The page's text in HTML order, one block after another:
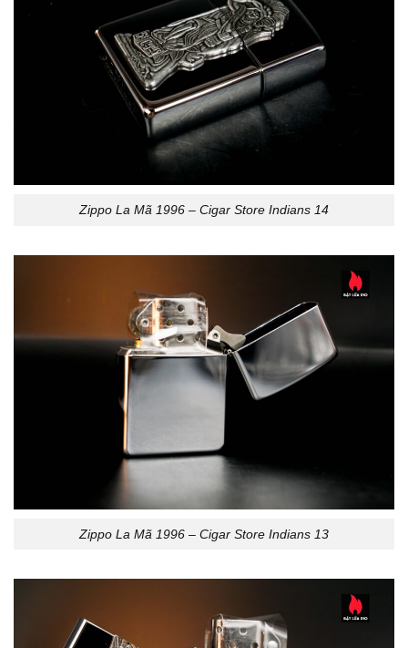
Zippo La Mã 1996 – Cigar Store Indians 14
Zippo La Mã 1996 – Cigar Store Indians 13